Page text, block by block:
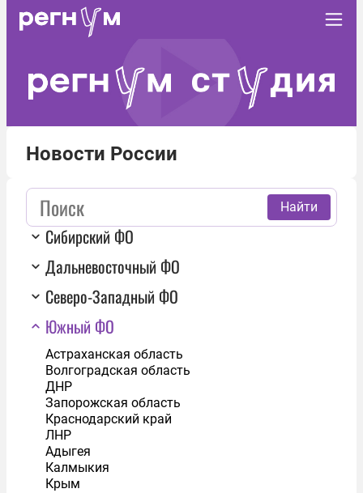
Новости России
Найти
Сибирский ФО
Дальневосточный ФО
Северо-Западный ФО
Южный ФО
Астраханская область
Волгоградская область
ДНР
Запорожская область
Краснодарский край
ЛНР
Адыгея
Калмыкия
Крым